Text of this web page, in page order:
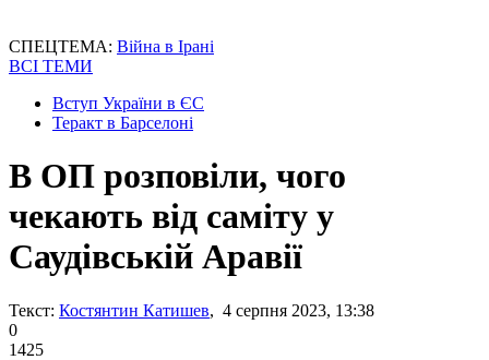
СПЕЦТЕМА: Війна в Ірані
ВСІ ТЕМИ
Вступ України в ЄС
Теракт в Барселоні
В ОП розповіли, чого
чекають від саміту у
Саудівській Аравії
Текст: Костянтин Катишев, 4 серпня 2023, 13:38
0
1425